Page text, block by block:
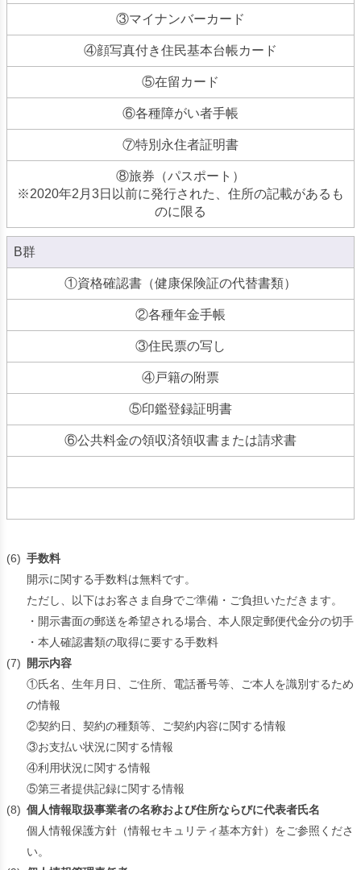
③マイナンバーカード
④顔写真付き住民基本台帳カード
⑤在留カード
⑥各種障がい者手帳
⑦特別永住者証明書
⑧旅券（パスポート）
※2020年2月3日以前に発行された、住所の記載があるも
のに限る
B群
①資格確認書（健康保険証の代替書類）
②各種年金手帳
③住民票の写し
④戸籍の附票
⑤印鑑登録証明書
⑥公共料金の領収済領収書または請求書
(6) 手数料
開示に関する手数料は無料です。
ただし、以下はお客さま自身でご準備・ご負担いただきます。
・開示書面の郵送を希望される場合、本人限定郵便代金分の切手
・本人確認書類の取得に要する手数料
(7)
開示内容
①氏名、生年月日、ご住所、電話番号等、ご本人を識別するため
の情報
②契約日、契約の種類等、ご契約内容に関する情報
③お支払い状況に関する情報
④利用状況に関する情報
⑤第三者提供記録に関する情報
(8) 個人情報取扱事業者の名称および住所ならびに代表者氏名
個人情報保護方針（情報セキュリティ基本方針）をご参照くださ
い。